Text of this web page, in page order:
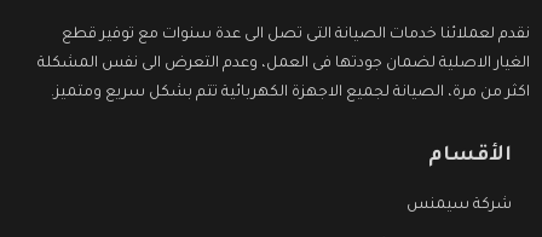
نقدم لعملائنا خدمات الصيانة التى تصل الى عدة سنوات مع توفير قطع
الغيار الاصلية لضمان جودتها فى العمل، وعدم التعرض الى نفس المشكلة
اكثر من مرة، الصيانة لجميع الاجهزة الكهربائية تتم بشكل سريع ومتميز.
الأقسام
شركة سيمنس